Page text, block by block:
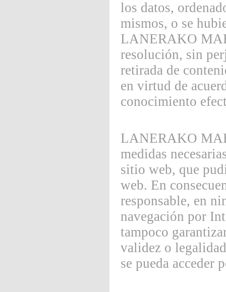
los datos,
mismos, o se
LANERAKO
resolución, sin
retirada de
en virtud de
conocimiento
LANERAKO
medidas
sitio web, que
web. En
responsable, en
navegación por
tampoco
validez o
se pueda acceder